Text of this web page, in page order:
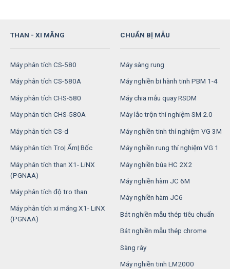
THAN - XI MĂNG
Máy phân tích CS-580
Máy phân tích CS-580A
Máy phân tích CHS-580
Máy phân tích CHS-580A
Máy phân tích CS-d
Máy phân tích Tro| Ẩm| Bốc
Máy phân tích than X1- LiNX
(PGNAA)
Máy phân tích độ tro than
Máy phân tích xi măng X1- LiNX
(PGNAA)
CHUẨN BỊ MẪU
Máy sàng rung
Máy nghiền bi hành tinh PBM 1-4
Máy chia mẫu quay RSDM
Máy lắc trộn thí nghiệm SM 2.0
Máy nghiền tinh thí nghiệm VG 3M
Máy nghiền rung thí nghiệm VG 1
Máy nghiền búa HC 2X2
Máy nghiền hàm JC 6M
Máy nghiền hàm JC6
Bát nghiền mẫu thép tiêu chuẩn
Bát nghiền mẫu thép chrome
Sàng rây
Máy nghiền tinh LM2000